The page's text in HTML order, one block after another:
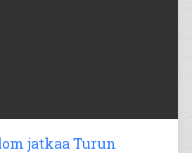
jatkaa Turun